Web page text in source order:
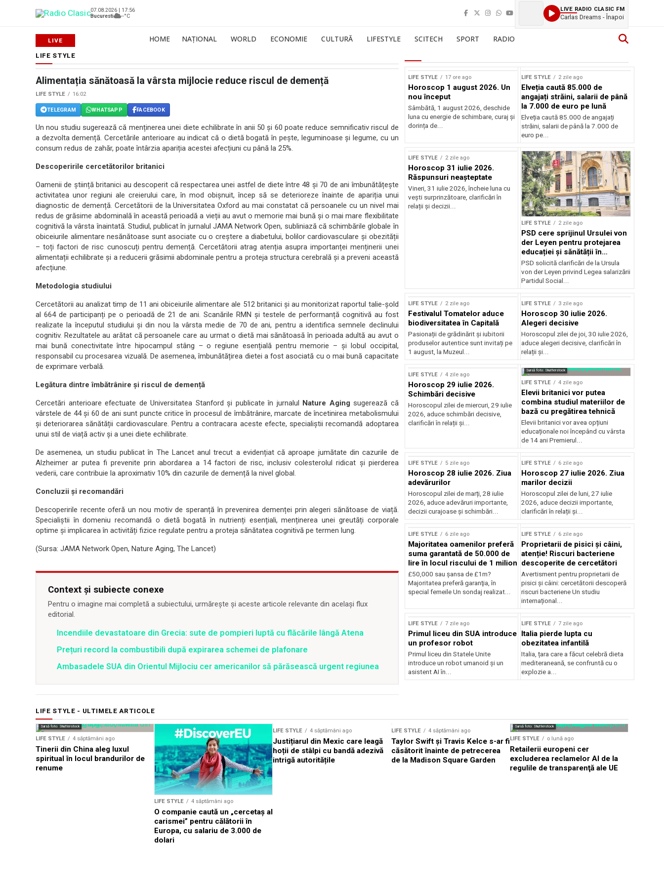
07.08.2026 | 17:56
Bucuresti
--°C
LIVE RADIO CLASIC FM
Carlas Dreams - Înapoi
HOME NAȚIONAL WORLD ECONOMIE CULTURĂ LIFESTYLE SCITECH SPORT RADIO
LIFE STYLE
Alimentația sănătoasă la vârsta mijlocie reduce riscul de demență
LIFE STYLE 16:02
TELEGRAM WHATSAPP FACEBOOK
Un nou studiu sugerează că menținerea unei diete echilibrate în anii 50 și 60 poate reduce semnificativ riscul de
a dezvolta demență. Cercetările anterioare au indicat că o dietă bogată în pește, leguminoase și legume, cu un
consum redus de zahăr, poate întârzia apariția acestei afecțiuni cu până la 25%.
Descoperirile cercetătorilor britanici
Oamenii de știință britanici au descoperit că respectarea unei astfel de diete între 48 și 70 de ani îmbunătățește
activitatea unor regiuni ale creierului care, în mod obișnuit, încep să se deterioreze înainte de apariția unui
diagnostic de demență. Cercetătorii de la Universitatea Oxford au mai constatat că persoanele cu un nivel mai
redus de grăsime abdominală în această perioadă a vieții au avut o memorie mai bună și o mai mare flexibilitate
cognitivă la vârsta înaintată. Studiul, publicat în jurnalul JAMA Network Open, subliniază că schimbările globale în
obiceiurile alimentare nesănătoase sunt asociate cu o creștere a diabetului, bolilor cardiovasculare și obezității
– toți factori de risc cunoscuți pentru demență. Cercetătorii atrag atenția asupra importanței menținerii unei
alimentații echilibrate și a reducerii grăsimii abdominale pentru a proteja structura cerebrală și a preveni această
afecțiune.
Metodologia studiului
Cercetătorii au analizat timp de 11 ani obiceiurile alimentare ale 512 britanici și au monitorizat raportul talie-șold
al 664 de participanți pe o perioadă de 21 de ani. Scanările RMN și testele de performanță cognitivă au fost
realizate la începutul studiului și din nou la vârsta medie de 70 de ani, pentru a identifica semnele declinului
cognitiv. Rezultatele au arătat că persoanele care au urmat o dietă mai sănătoasă în perioada adultă au avut o
mai bună conectivitate între hipocampul stâng – o regiune esențială pentru memorie – și lobul occipital,
responsabil cu procesarea vizuală. De asemenea, îmbunătățirea dietei a fost asociată cu o mai bună capacitate
de exprimare verbală.
Legătura dintre îmbătrânire și riscul de demență
Cercetări anterioare efectuate de Universitatea Stanford și publicate în jurnalul Nature Aging sugerează că
vârstele de 44 și 60 de ani sunt puncte critice în procesul de îmbătrânire, marcate de încetinirea metabolismului
și deteriorarea sănătății cardiovasculare. Pentru a contracara aceste efecte, specialiștii recomandă adoptarea
unui stil de viață activ și a unei diete echilibrate.
De asemenea, un studiu publicat în The Lancet anul trecut a evidențiat că aproape jumătate din cazurile de
Alzheimer ar putea fi prevenite prin abordarea a 14 factori de risc, inclusiv colesterolul ridicat și pierderea
vederii, care contribuie la aproximativ 10% din cazurile de demență la nivel global.
Concluzii și recomandări
Descoperirile recente oferă un nou motiv de speranță în prevenirea demenței prin alegeri sănătoase de viață.
Specialiștii în domeniu recomandă o dietă bogată în nutrienți esențiali, menținerea unei greutăți corporale
optime și implicarea în activități fizice regulate pentru a proteja sănătatea cognitivă pe termen lung.
(Sursa: JAMA Network Open, Nature Aging, The Lancet)
Context și subiecte conexe
Pentru o imagine mai completă a subiectului, urmărește și aceste articole relevante din același flux
editorial.
Incendiile devastatoare din Grecia: sute de pompieri luptă cu flăcările lângă Atena
Prețuri record la combustibili după expirarea schemei de plafonare
Ambasadele SUA din Orientul Mijlociu cer americanilor să părăsească urgent regiunea
LIFE STYLE 17 ore ago
Horoscop 1 august 2026. Un
nou început
Sâmbătă, 1 august 2026, deschide
luna cu energie de schimbare, curaj și
dorința de...
LIFE STYLE 2 zile ago
Elveția caută 85.000 de
angajați străini, salarii de până
la 7.000 de euro pe lună
Elveția caută 85.000 de angajați
străini, salarii de până la 7.000 de
euro pe...
LIFE STYLE 2 zile ago
Horoscop 31 iulie 2026.
Răspunsuri neașteptate
Vineri, 31 iulie 2026, încheie luna cu
vești surprinzătoare, clarificări în
relații și decizii...
LIFE STYLE 2 zile ago
PSD cere sprijinul Ursulei von
der Leyen pentru protejarea
educației și sănătății în
reforma salarială
PSD solicită clarificări de la Ursula
von der Leyen privind Legea salarizării
Partidul Social...
LIFE STYLE 2 zile ago
Festivalul Tomatelor aduce
biodiversitatea în Capitală
Pasionații de grădinărit și iubitorii
produselor autentice sunt invitați pe
1 august, la Muzeul...
LIFE STYLE 3 zile ago
Horoscop 30 iulie 2026.
Alegeri decisive
Horoscopul zilei de joi, 30 iulie 2026,
aduce alegeri decisive, clarificări în
relații și...
LIFE STYLE 4 zile ago
Horoscop 29 iulie 2026.
Schimbări decisive
Horoscopul zilei de miercuri, 29 iulie
2026, aduce schimbări decisive,
clarificări în relații și...
Sursă foto: Shutterstock
LIFE STYLE 4 zile ago
Elevii britanici vor putea
combina studiul materiilor de
bază cu pregătirea tehnică
Elevii britanici vor avea opțiuni
educaționale noi începând cu vârsta
de 14 ani Premierul...
LIFE STYLE 5 zile ago
Horoscop 28 iulie 2026. Ziua
adevărurilor
Horoscopul zilei de marți, 28 iulie
2026, aduce adevăruri importante,
decizii curajoase și schimbări...
LIFE STYLE 6 zile ago
Horoscop 27 iulie 2026. Ziua
marilor decizii
Horoscopul zilei de luni, 27 iulie
2026, aduce decizii importante,
clarificări în relații și...
LIFE STYLE 6 zile ago
Majoritatea oamenilor preferă
suma garantată de 50.000 de
lire în locul riscului de 1 milion
£50,000 sau şansa de £1m?
Majoritatea preferă garanţia, în
special femeile Un sondaj realizat...
LIFE STYLE 6 zile ago
Proprietarii de pisici și câini,
atenție! Riscuri bacteriene
descoperite de cercetători
Avertisment pentru proprietarii de
pisici și câini: cercetătorii descoperă
riscuri bacteriene Un studiu
internațional...
LIFE STYLE 7 zile ago
Primul liceu din SUA introduce
un profesor robot
Primul liceu din Statele Unite
introduce un robot umanoid și un
asistent AI în...
LIFE STYLE 7 zile ago
Italia pierde lupta cu
obezitatea infantilă
Italia, țara care a făcut celebră dieta
mediteraneană, se confruntă cu o
explozie a...
LIFE STYLE - ULTIMELE ARTICOLE
Sursă foto: Shutterstock
LIFE STYLE 4 săptămâni ago
Tinerii din China aleg luxul
spiritual în locul brandurilor de
renume
LIFE STYLE 4 săptămâni ago
O companie caută un „cercetaș al
carismei” pentru călătorii în
Europa, cu salariu de 3.000 de
dolari
LIFE STYLE 4 săptămâni ago
Justițiarul din Mexic care leagă
hoții de stâlpi cu bandă adezivă
intrigă autoritățile
LIFE STYLE 4 săptămâni ago
Taylor Swift și Travis Kelce s-ar fi
căsătorit înainte de petrecerea
de la Madison Square Garden
Sursă foto: Shutterstock
LIFE STYLE o lună ago
Retailerii europeni cer
excluderea reclamelor AI de la
regulile de transparenţă ale UE